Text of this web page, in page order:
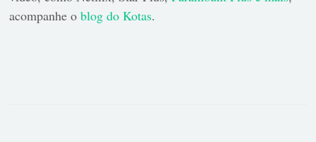
acompanhe oblog do Kotas.